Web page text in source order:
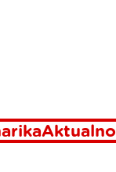
Aktualno